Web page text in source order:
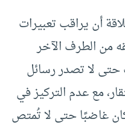
أن يراقب تعبيرات
من الطرف الآخر
حتى لا تصدر رسائل
مع عدم التركيز في
غاضبًا حتى لا تُمتص